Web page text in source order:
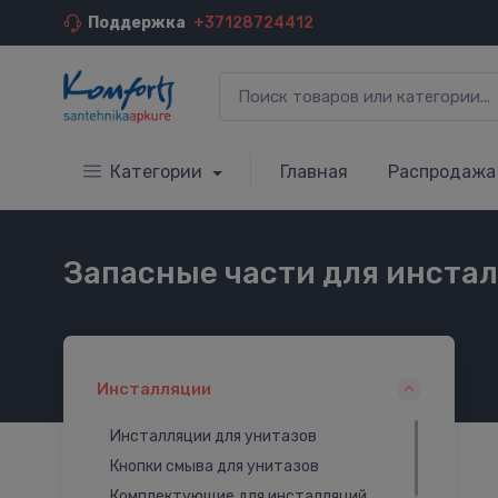
Поддержка +37128724412
Категории Главная Распродажа
Запасные части для
Инсталляции
Инсталляции для унитазов
Кнопки смыва для унитазов